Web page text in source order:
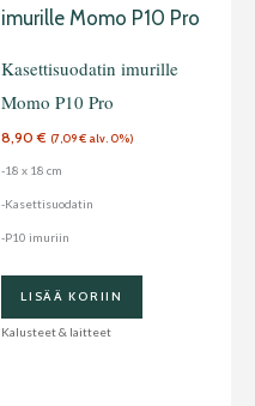
Kasettisuodatin imurille
Momo P10 Pro
8,90€ (7,09€ alv. 0%)
-18 x 18 cm
-Kasettisuodatin
-P10 imuriin
LISÄÄ KORIIN
Kalusteet & laitteet